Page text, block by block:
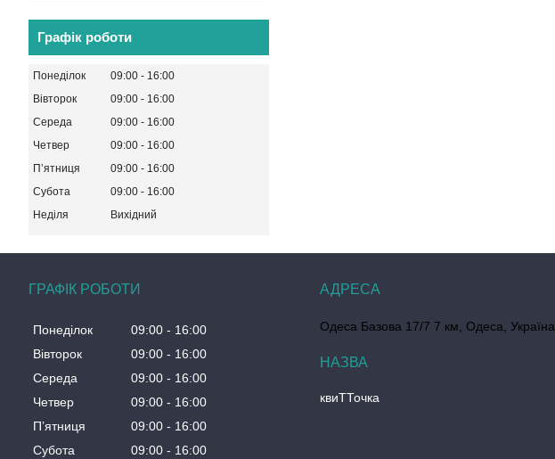
Графік роботи
Понеділок 09:00
16:00
Вівторок
09:00
16:00
Середа
09:00
16:00
Четвер
09:00
16:00
Пʼятниця
09:00
16:00
Субота
09:00
16:00
Неділя
Вихідний
ГРАФІК РОБОТИ
Понеділок 09:00
16:00
Вівторок
09:00
16:00
Середа
09:00
16:00
Четвер
09:00
16:00
Пʼятниця
09:00
16:00
Субота
09:00 16:00
Одеса Базова 17/7 7 км, Одеса, Україна
квиТТочка